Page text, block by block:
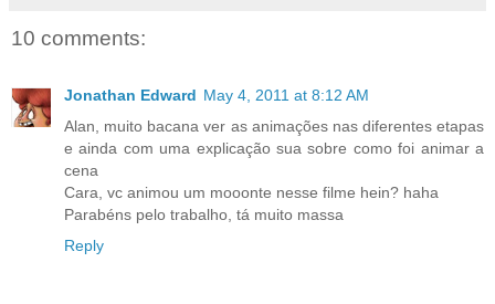
10 comments:
Jonathan Edward May 4, 2011 at 8:12 AM
Alan, muito bacana ver as animações nas diferentes etapas
e ainda com uma explicação sua sobre como foi animar a
cena
Cara, vc animou um mooonte nesse filme hein? haha
Parabéns pelo trabalho, tá muito massa
Reply